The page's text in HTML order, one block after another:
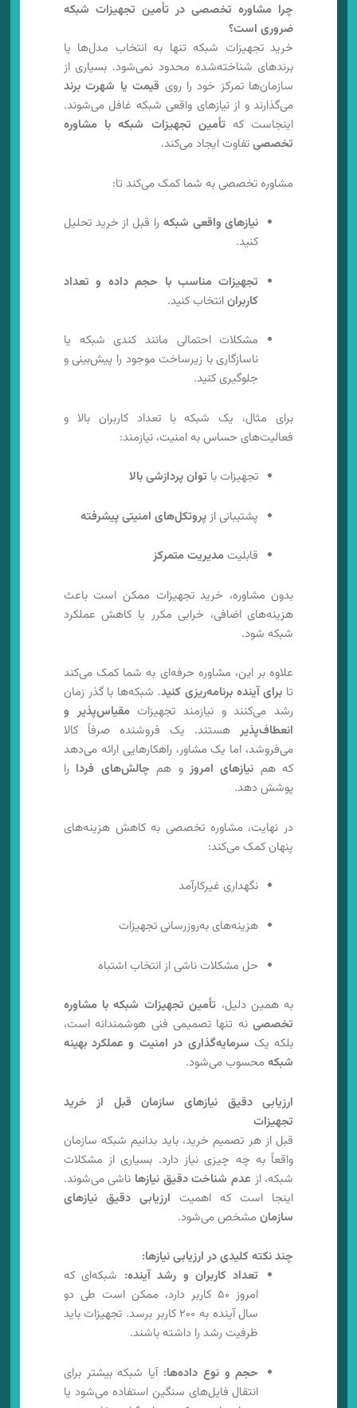
چرا مشاوره تخصصی در تأمین تجهیزات شبکه
ضروری است؟
خرید تجهیزات شبکه تنها به انتخاب مدل‌ها یا
برندهای شناخته‌شده محدود نمی‌شود. بسیاری از
سازمان‌ها تمرکز خود را روی قیمت یا شهرت برند
می‌گذارند و از نیازهای واقعی شبکه غافل می‌شوند.
اینجاست کهتأمین تجهیزات شبکه با مشاوره
تخصصیتفاوت ایجاد می‌کند.
مشاوره تخصصی به شما کمک می‌کند تا:
نیازهای واقعی شبکه را قبل از خرید تحلیل
کنید.
تجهیزات مناسب با حجم داده و تعداد
کاربرانانتخاب کنید.
مشکلات احتمالی مانند کندی شبکه یا
ناسازگاری با زیرساخت موجود را پیش‌بینی و
جلوگیری کنید.
برای مثال، یک شبکه با تعداد کاربران بالا و
فعالیت‌های حساس به امنیت، نیازمند:
تجهیزات با توان پردازشی بالا
پشتیبانی ازپروتکل‌های امنیتی پیشرفته
قابلیتمدیریت متمرکز
بدون مشاوره، خرید تجهیزات ممکن است باعث
هزینه‌های اضافی، خرابی مکرر یا کاهش عملکرد
شبکه شود.
علاوه بر این، مشاوره حرفه‌ای به شما کمک می‌کند
تا برای آینده برنامه‌ریزی کنید. شبکه‌ها با گذر زمان
رشد می‌کنند و نیازمند تجهیزاتمقیاس‌پذیر و
انعطاف‌پذیرهستند. یک فروشنده صرفاً کالا
می‌فروشد، اما یک مشاور، راهکارهایی ارائه می‌دهد
که هم نیازهای امروز و همچالش‌های فردا را
پوشش دهد.
در نهایت، مشاوره تخصصی به کاهش هزینه‌های
پنهان کمک می‌کند:
نگهداری غیرکارآمد
هزینه‌های به‌روزرسانی تجهیزات
حل مشکلات ناشی از انتخاب اشتباه
به همین دلیل، تأمین تجهیزات شبکه با مشاوره
تخصصینه تنها تصمیمی فنی هوشمندانه است،
بلکه یک سرمایه‌گذاری در امنیت و عملکرد بهینه
شبکهمحسوب می‌شود.
ارزیابی دقیق نیازهای سازمان قبل از خرید
تجهیزات
قبل از هر تصمیم خرید، باید بدانیم شبکه سازمان
واقعاً به چه چیزی نیاز دارد. بسیاری از مشکلات
شبکه، از عدم شناخت دقیق نیازها ناشی می‌شوند.
اینجا است که اهمیت ارزیابی دقیق نیازهای
سازمانمشخص می‌شود.
چند نکته کلیدی در ارزیابی نیازها:
تعداد کاربران و رشد آینده: شبکه‌ای که
امروز ۵۰ کاربر دارد، ممکن است طی دو
سال آینده به ۲۰۰ کاربر برسد. تجهیزات باید
ظرفیت رشد را داشته باشند.
حجم و نوع داده‌ها: آیا شبکه بیشتر برای
انتقال فایل‌های سنگین استفاده می‌شود یا